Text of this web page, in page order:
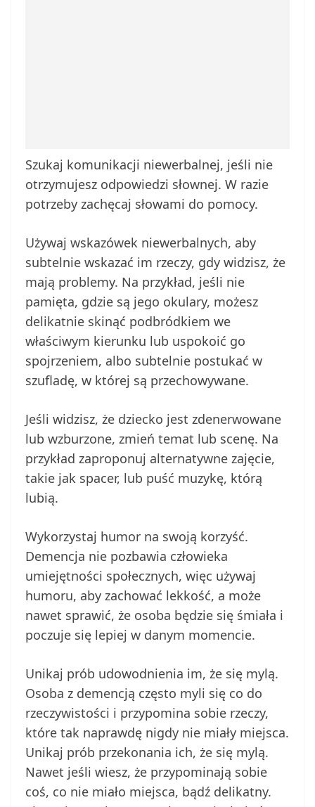
Szukaj komunikacji niewerbalnej, jeśli nie
otrzymujesz odpowiedzi słownej. W razie
potrzeby zachęcaj słowami do pomocy.
Używaj wskazówek niewerbalnych, aby
subtelnie wskazać im rzeczy, gdy widzisz, że
mają problemy. Na przykład, jeśli nie
pamięta, gdzie są jego okulary, możesz
delikatnie skinąć podbródkiem we
właściwym kierunku lub uspokoić go
spojrzeniem, albo subtelnie postukać w
szufladę, w której są przechowywane.
Jeśli widzisz, że dziecko jest zdenerwowane
lub wzburzone, zmień temat lub scenę. Na
przykład zaproponuj alternatywne zajęcie,
takie jak spacer, lub puść muzykę, którą
lubią.
Wykorzystaj humor na swoją korzyść.
Demencja nie pozbawia człowieka
umiejętności społecznych, więc używaj
humoru, aby zachować lekkość, a może
nawet sprawić, że osoba będzie się śmiała i
poczuje się lepiej w danym momencie.
Unikaj prób udowodnienia im, że się mylą.
Osoba z demencją często myli się co do
rzeczywistości i przypomina sobie rzeczy,
które tak naprawdę nigdy nie miały miejsca.
Unikaj prób przekonania ich, że się mylą.
Nawet jeśli wiesz, że przypominają sobie
coś, co nie miało miejsca, bądź delikatny.